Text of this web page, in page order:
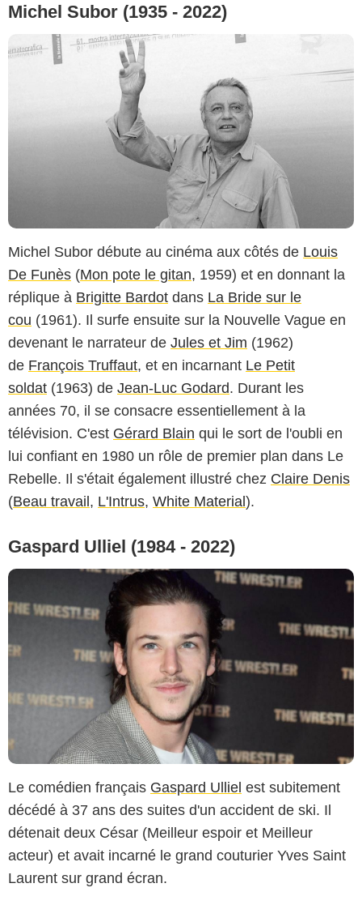
Michel Subor (1935 - 2022)
Michel Subor débute au cinéma aux côtés de Louis
De Funès (Mon pote le gitan, 1959) et en donnant la
réplique à Brigitte Bardot dans La Bride sur le
cou (1961). Il surfe ensuite sur la Nouvelle Vague en
devenant le narrateur de Jules et Jim (1962)
de François Truffaut, et en incarnant Le Petit
soldat (1963) de Jean-Luc Godard. Durant les
années 70, il se consacre essentiellement à la
télévision. C'est Gérard Blain qui le sort de l'oubli en
lui confiant en 1980 un rôle de premier plan dans Le
Rebelle. Il s'était également illustré chez Claire Denis
(Beau travail , L'Intrus, White Material ).
Gaspard Ulliel (1984 - 2022)
Le comédien français Gaspard Ulliel est subitement
décédé à 37 ans des suites d'un accident de ski. Il
détenait deux César (Meilleur espoir et Meilleur
acteur) et avait incarné le grand couturier Yves Saint
Laurent sur grand écran.